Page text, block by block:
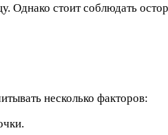
стоит соблюдать
несколько факторов: